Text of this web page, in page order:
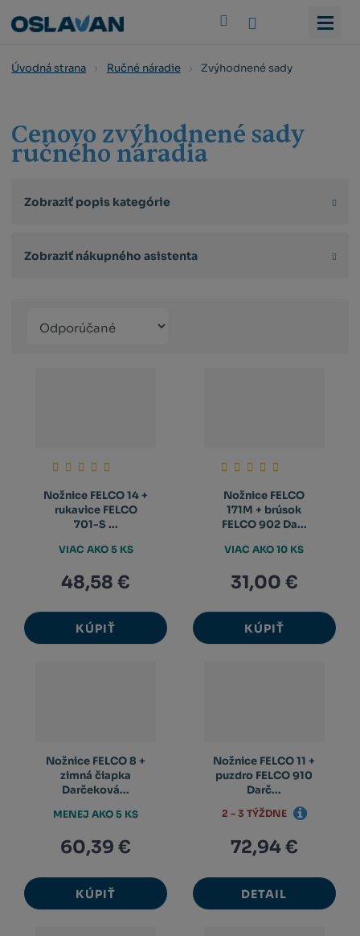
Úvodná strana Ručné náradie Zvýhodnené sady
Cenovo zvýhodnené sady
ručného náradia
Zobraziť popis kategórie
Zobraziť nákupného asistenta
produktů
Nožnice FELCO 14 +
rukavice FELCO
701-S ...
48,58 €
KÚPIŤ
VIAC AKO 5 KS
Nožnice FELCO
171M + brúsok
FELCO 902 Da...
31,00 €
KÚPIŤ
VIAC AKO 10 KS
Nožnice FELCO 8 +
zimná čiapka
Darčeková...
60,39 €
KÚPIŤ
MENEJ AKO 5 KS
Nožnice FELCO 11 +
puzdro FELCO 910
Darč...
72,94 €
DETAIL
2 - 3 TÝŽDNE